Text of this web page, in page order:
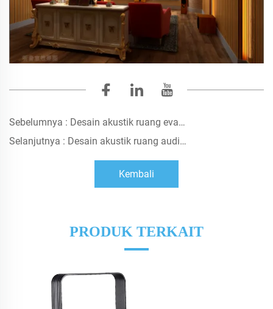
Sebelumnya : Desain akustik ruang evaluasi subjektif audio dan video Pusat Pengawasan dan Inspeksi Mutu Dongguan
Selanjutnya : Desain akustik ruang audiovisual di villa Lu Zong di Tsinghua Residence, Dongguan
Kembali
PRODUK TERKAIT